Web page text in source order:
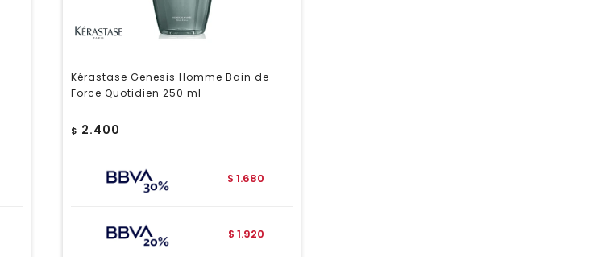
Kérastase Genesis Homme Bain de
Force Quotidien 250 ml
$ 2.400
$ 1.680
$ 1.920